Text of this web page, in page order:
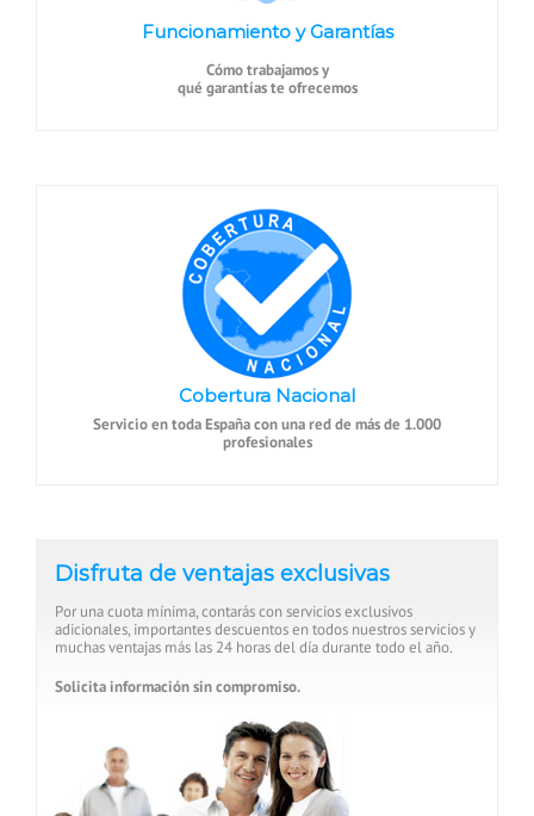
Funcionamiento y Garantías
Cómo trabajamos y
qué garantías te ofrecemos
Cobertura Nacional
Servicio en toda España con una red de más de 1.000
profesionales
Disfruta de ventajas exclusivas
Por una cuota mínima, contarás con servicios exclusivos
adicionales, importantes descuentos en todos nuestros servicios y
muchas ventajas más las 24 horas del día durante todo el año.
Solicita información sin compromiso.